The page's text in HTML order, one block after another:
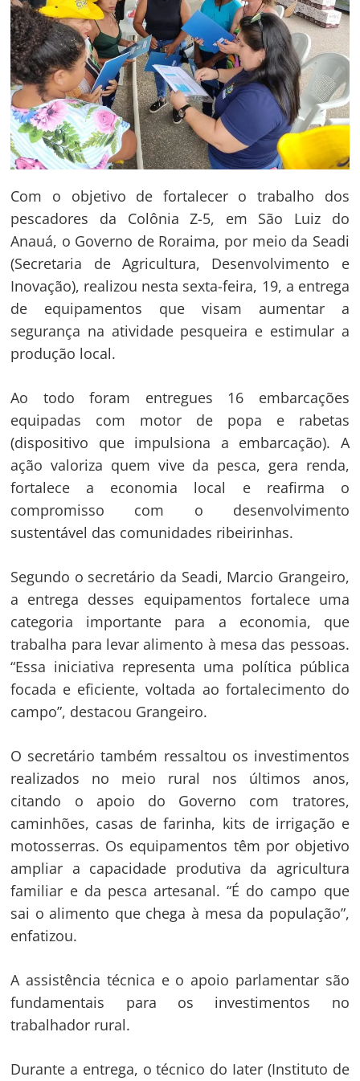
Com o objetivo de fortalecer o trabalho dos
pescadores da Colônia Z-5, em São Luiz do
Anauá, o Governo de Roraima, por meio da Seadi
(Secretaria de Agricultura, Desenvolvimento e
Inovação), realizou nesta sexta-feira, 19, a entrega
de equipamentos que visam aumentar a
segurança na atividade pesqueira e estimular a
produção local.
Ao todo foram entregues 16 embarcações
equipadas com motor de popa e rabetas
(dispositivo que impulsiona a embarcação). A
ação valoriza quem vive da pesca, gera renda,
fortalece a economia local e reafirma o
compromisso com o desenvolvimento
sustentável das comunidades ribeirinhas.
Segundo o secretário da Seadi, Marcio Grangeiro,
a entrega desses equipamentos fortalece uma
categoria importante para a economia, que
trabalha para levar alimento à mesa das pessoas.
“Essa iniciativa representa uma política pública
focada e eficiente, voltada ao fortalecimento do
campo”, destacou Grangeiro.
O secretário também ressaltou os investimentos
realizados no meio rural nos últimos anos,
citando o apoio do Governo com tratores,
caminhões, casas de farinha, kits de irrigação e
motosserras. Os equipamentos têm por objetivo
ampliar a capacidade produtiva da agricultura
familiar e da pesca artesanal. “É do campo que
sai o alimento que chega à mesa da população”,
enfatizou.
A assistência técnica e o apoio parlamentar são
fundamentais para os investimentos no
trabalhador rural.
Durante a entrega, o técnico do Iater (Instituto de